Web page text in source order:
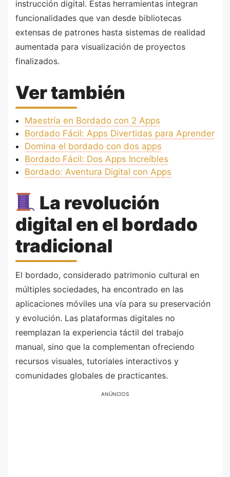
instrucción digital. Estas herramientas integran
funcionalidades que van desde bibliotecas
extensas de patrones hasta sistemas de realidad
aumentada para visualización de proyectos
finalizados.
Ver también
Maestría en Bordado con 2 Apps
Bordado Fácil: Apps Divertidas para Aprender
Domina el bordado con dos apps
Bordado Fácil: Dos Apps Increíbles
Bordado: Aventura Digital con Apps
La revolución
digital en el bordado
tradicional
El bordado, considerado patrimonio cultural en
múltiples sociedades, ha encontrado en las
aplicaciones móviles una vía para su preservación
y evolución. Las plataformas digitales no
reemplazan la experiencia táctil del trabajo
manual, sino que la complementan ofreciendo
recursos visuales, tutoriales interactivos y
comunidades globales de practicantes.
ANÚNCIOS